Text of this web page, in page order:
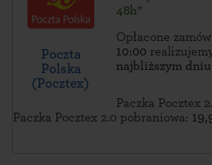
Poczta
Polska
(Pocztex)
48h*
Opłacone
10:00
najbliższym
Paczka Pocztex
Paczka Pocztex 2.0 pobraniowa: